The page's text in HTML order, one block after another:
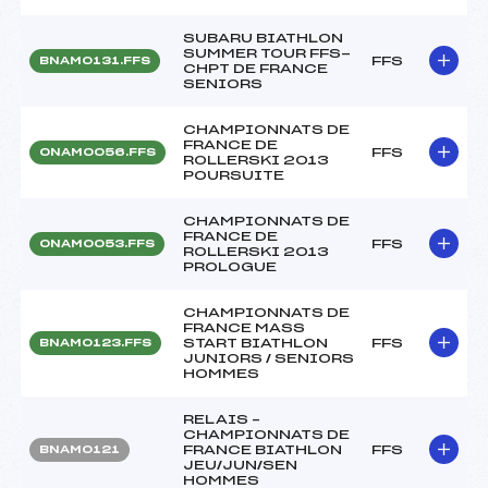
BNAM0131.FFS
SUBARU BIATHLON
SUMMER TOUR FFS-
CHPT DE FRANCE
SENIORS
FFS
ONAM0056.FFS
CHAMPIONNATS DE
FRANCE DE
ROLLERSKI 2013
POURSUITE
FFS
ONAM0053.FFS
CHAMPIONNATS DE
FRANCE DE
ROLLERSKI 2013
PROLOGUE
FFS
BNAM0123.FFS
CHAMPIONNATS DE
FRANCE MASS
START BIATHLON
JUNIORS / SENIORS
HOMMES
FFS
BNAM0121
RELAIS –
CHAMPIONNATS DE
FRANCE BIATHLON
JEU/JUN/SEN
HOMMES
FFS